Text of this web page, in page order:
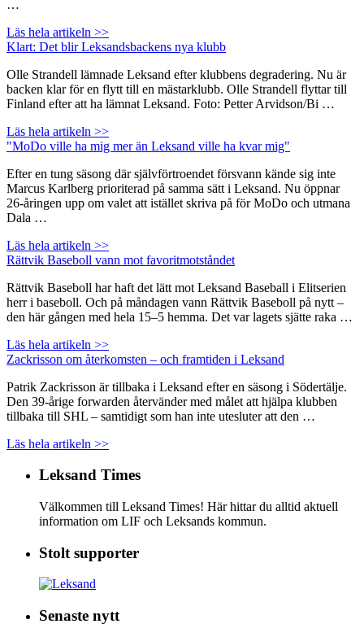
…
Läs hela artikeln >>
Klart: Det blir Leksandsbackens nya klubb
Olle Strandell lämnade Leksand efter klubbens degradering. Nu är
backen klar för en flytt till en mästarklubb. Olle Strandell flyttar till
Finland efter att ha lämnat Leksand. Foto: Petter Arvidson/Bi …
Läs hela artikeln >>
"MoDo ville ha mig mer än Leksand ville ha kvar mig"
Efter en tung säsong där självförtroendet försvann kände sig inte
Marcus Karlberg prioriterad på samma sätt i Leksand. Nu öppnar
26-åringen upp om valet att istället skriva på för MoDo och utmana
Dala …
Läs hela artikeln >>
Rättvik Baseboll vann mot favoritmotståndet
Rättvik Baseboll har haft det lätt mot Leksand Baseball i Elitserien
herr i baseboll. Och på måndagen vann Rättvik Baseboll på nytt –
den här gången med hela 15–5 hemma. Det var lagets sjätte raka …
Läs hela artikeln >>
Zackrisson om återkomsten – och framtiden i Leksand
Patrik Zackrisson är tillbaka i Leksand efter en säsong i Södertälje.
Den 39-årige forwarden återvänder med målet att hjälpa klubben
tillbaka till SHL – samtidigt som han inte utesluter att den …
Läs hela artikeln >>
Leksand Times
Välkommen till Leksand Times! Här hittar du alltid aktuell
information om LIF och Leksands kommun.
Stolt supporter
Senaste nytt